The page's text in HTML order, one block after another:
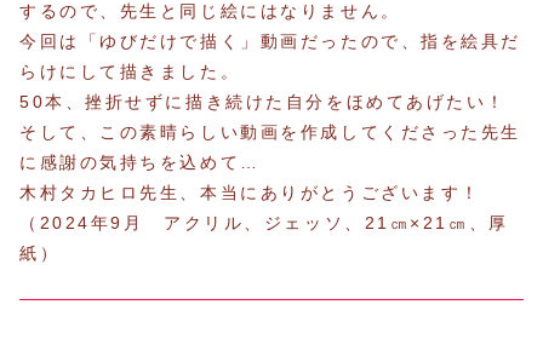
するので、先生と同じ絵にはなりません。
今回は「ゆびだけで描く」動画だったので、指を絵具だ
らけにして描きました。
50本、挫折せずに描き続けた自分をほめてあげたい！
そして、この素晴らしい動画を作成してくださった先生
に感謝の気持ちを込めて…
木村タカヒロ先生、本当にありがとうございます！
（2024年9月 アクリル、ジェッソ、21㎝×21㎝、厚
紙）